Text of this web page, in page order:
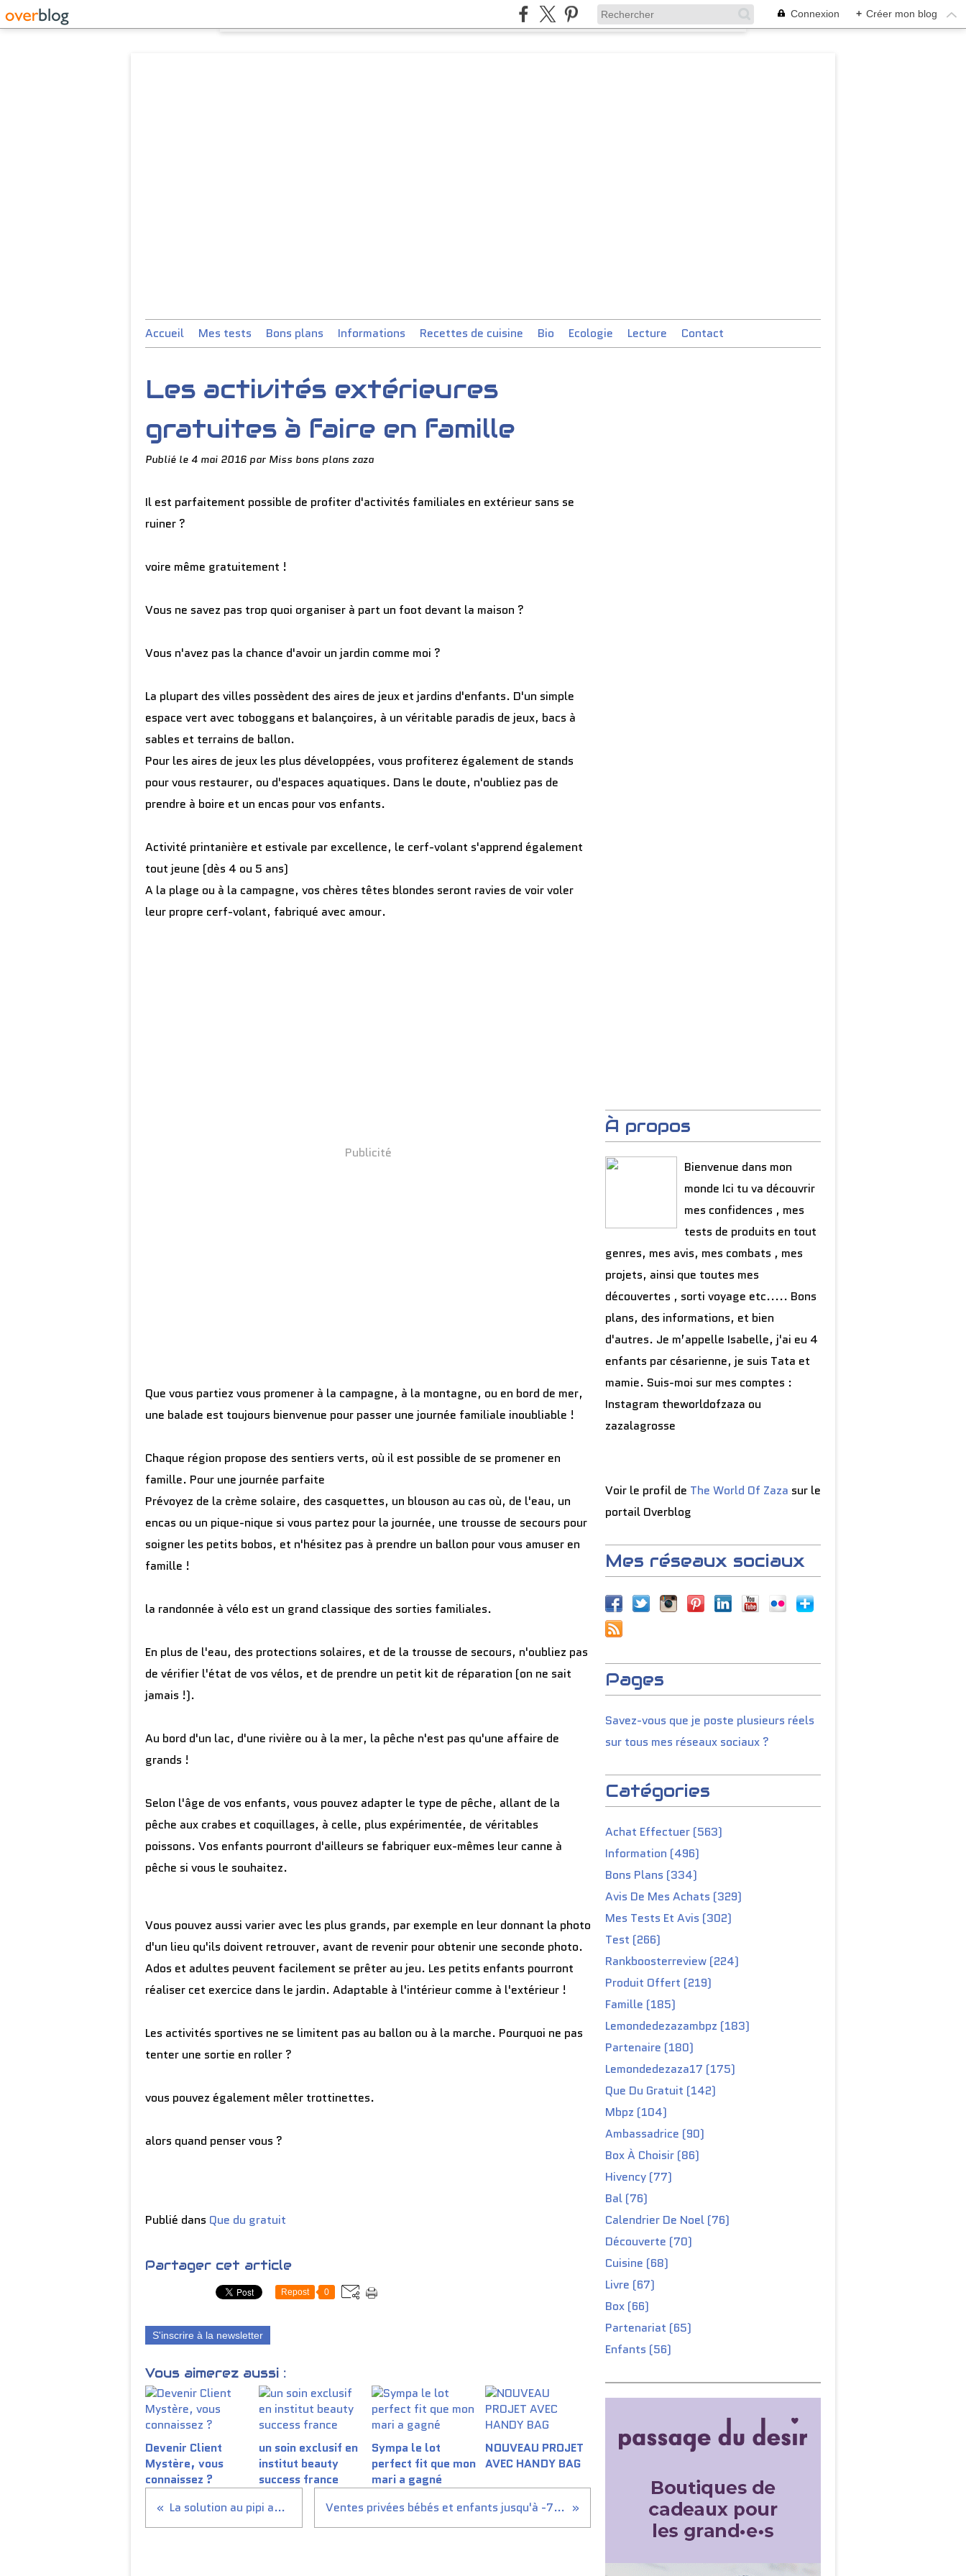
Connexion + Créer mon blog
Accueil Mes tests Bons plans Informations Recettes de cuisine Bio Ecologie Lecture Contact
Les activités extérieures
gratuites à faire en famille
Publié le 4 mai 2016 par Miss bons plans zaza
Il est parfaitement possible de profiter d'activités familiales en extérieur sans se
ruiner ?
voire même gratuitement !
Vous ne savez pas trop quoi organiser à part un foot devant la maison ?
Vous n'avez pas la chance d'avoir un jardin comme moi ?
La plupart des villes possèdent des aires de jeux et jardins d'enfants. D'un simple
espace vert avec toboggans et balançoires, à un véritable paradis de jeux, bacs à
sables et terrains de ballon.
Pour les aires de jeux les plus développées, vous profiterez également de stands
pour vous restaurer, ou d'espaces aquatiques. Dans le doute, n'oubliez pas de
prendre à boire et un encas pour vos enfants.
Activité printanière et estivale par excellence, le cerf-volant s'apprend également
tout jeune (dès 4 ou 5 ans)
A la plage ou à la campagne, vos chères têtes blondes seront ravies de voir voler
leur propre cerf-volant, fabriqué avec amour.
Publicité
Que vous partiez vous promener à la campagne, à la montagne, ou en bord de mer,
une balade est toujours bienvenue pour passer une journée familiale inoubliable !
Chaque région propose des sentiers verts, où il est possible de se promener en
famille. Pour une journée parfaite
Prévoyez de la crème solaire, des casquettes, un blouson au cas où, de l'eau, un
encas ou un pique-nique si vous partez pour la journée, une trousse de secours pour
soigner les petits bobos, et n'hésitez pas à prendre un ballon pour vous amuser en
famille !
la randonnée à vélo est un grand classique des sorties familiales.
En plus de l'eau, des protections solaires, et de la trousse de secours, n'oubliez pas
de vérifier l'état de vos vélos, et de prendre un petit kit de réparation (on ne sait
jamais !).
Au bord d'un lac, d'une rivière ou à la mer, la pêche n'est pas qu'une affaire de
grands !
Selon l'âge de vos enfants, vous pouvez adapter le type de pêche, allant de la
pêche aux crabes et coquillages, à celle, plus expérimentée, de véritables
poissons. Vos enfants pourront d'ailleurs se fabriquer eux-mêmes leur canne à
pêche si vous le souhaitez.
Vous pouvez aussi varier avec les plus grands, par exemple en leur donnant la photo
d'un lieu qu'ils doivent retrouver, avant de revenir pour obtenir une seconde photo.
Ados et adultes peuvent facilement se prêter au jeu. Les petits enfants pourront
réaliser cet exercice dans le jardin. Adaptable à l'intérieur comme à l'extérieur !
Les activités sportives ne se limitent pas au ballon ou à la marche. Pourquoi ne pas
tenter une sortie en roller ?
vous pouvez également mêler trottinettes.
alors quand penser vous ?
Publié dans Que du gratuit
Partager cet article
Repost 0
S'inscrire à la newsletter
Vous aimerez aussi :
Devenir Client
Mystère, vous
connaissez ?
un soin exclusif en
institut beauty
success france
Sympa le lot
perfect fit que mon
mari a gagné
NOUVEAU PROJET
AVEC HANDY BAG
La solution au pipi au lit Ventes privées bébés et enfants jusqu'à -70%
À propos
Bienvenue dans mon
monde Ici tu va découvrir
mes confidences , mes
tests de produits en tout
genres, mes avis, mes combats , mes
projets, ainsi que toutes mes
découvertes , sorti voyage etc..... Bons
plans, des informations, et bien
d'autres. Je m’appelle Isabelle, j'ai eu 4
enfants par césarienne, je suis Tata et
mamie. Suis-moi sur mes comptes :
Instagram theworldofzaza ou
zazalagrosse
Voir le profil de The World Of Zaza sur le
portail Overblog
Mes réseaux sociaux
Pages
Savez-vous que je poste plusieurs réels
sur tous mes réseaux sociaux ?
Catégories
Achat Effectuer (563)
Information (496)
Bons Plans (334)
Avis De Mes Achats (329)
Mes Tests Et Avis (302)
Test (266)
Rankboosterreview (224)
Produit Offert (219)
Famille (185)
Lemondedezazambpz (183)
Partenaire (180)
Lemondedezaza17 (175)
Que Du Gratuit (142)
Mbpz (104)
Ambassadrice (90)
Box À Choisir (86)
Hivency (77)
Bal (76)
Calendrier De Noel (76)
Découverte (70)
Cuisine (68)
Livre (67)
Box (66)
Partenariat (65)
Enfants (56)